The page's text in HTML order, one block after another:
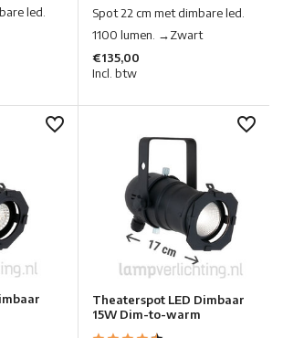
led.
Spot 22 cm met dimbare led.
1100 lumen. →Zwart
€135,00
Incl. btw
Theaterspot LED Dimbaar
15W Dim-to-warm